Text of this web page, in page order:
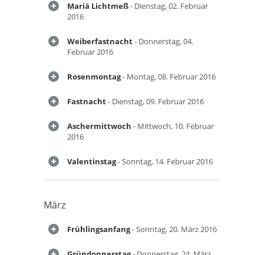
Mariä Lichtmeß- Dienstag, 02. Februar
2016
Weiberfastnacht- Donnerstag, 04.
Februar 2016
Rosenmontag- Montag, 08. Februar 2016
Fastnacht- Dienstag, 09. Februar 2016
Aschermittwoch - Mittwoch, 10. Februar
2016
Valentinstag- Sonntag, 14. Februar 2016
März
Frühlingsanfang- Sonntag, 20. März 2016